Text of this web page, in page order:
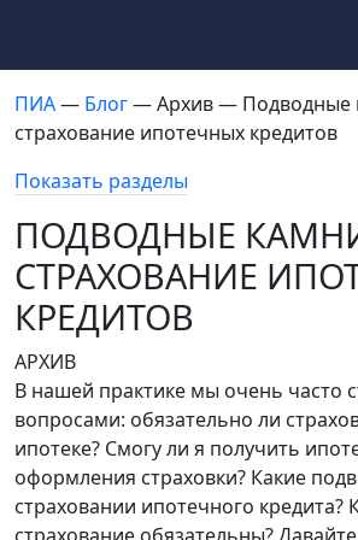
ПИА— Блог— Архив — Подводные
страхование ипотечных кредитов
Показать разделы
ПОДВОДНЫЕ
СТРАХОВАНИЕ
КРЕДИТОВ
АРХИВ
В нашей практике мы очень часто
вопросами: обязательно ли
ипотеке? Смогу ли я получить
оформления страховки? Какие
страховании ипотечного кредита?